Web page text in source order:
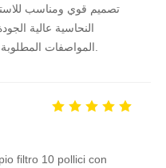
تصميم قوي ومناسب
النحاسية عالية
filtro 10 pollici con